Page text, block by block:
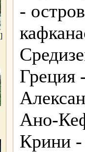
]
- остров
Греция
Ано-
Крини -